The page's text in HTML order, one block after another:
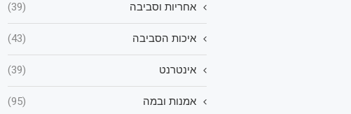
אחריות וסביבה (39)
איכות הסביבה (43)
אינטרנט (39)
אמנות ובמה (95)